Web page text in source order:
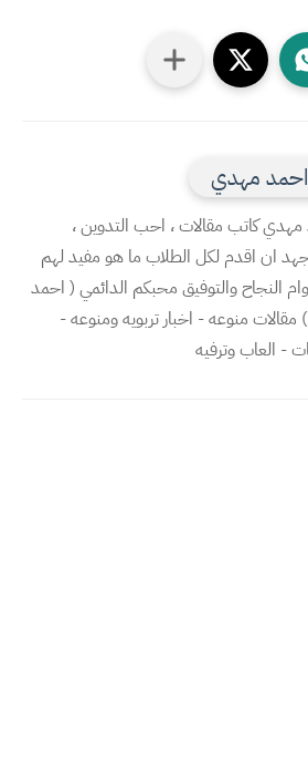
احمد مهدي
مهدي كاتب مقالات ، احب التدوين ،
ان اقدم لكل الطلاب ما هو مفيد لهم
النجاح والتوفيق محبكم الدائمي ( احمد
منوعه - اخبار تربويه ومنوعه -
- العاب وترفيه